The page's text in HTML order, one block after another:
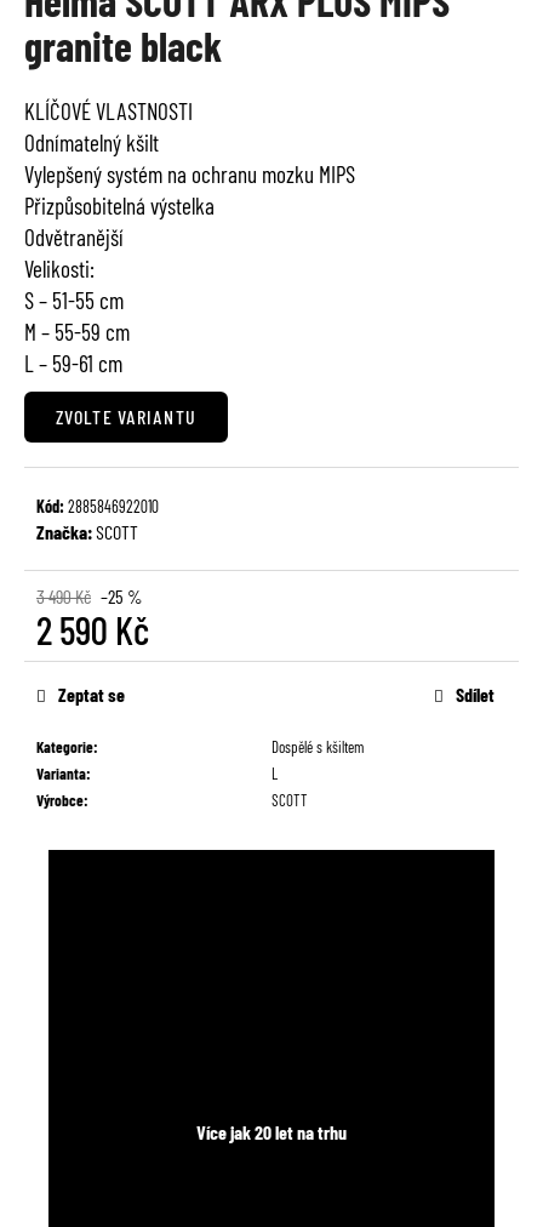
je
0,0
z
hvězdiček.
granite black
KLÍČOVÉ VLASTNOSTI
Odnímatelný kšilt
Vylepšený systém na ochranu mozku MIPS
Přizpůsobitelná výstelka
Odvětranější
Velikosti:
S – 51-55 cm
M – 55-59 cm
L – 59-61 cm
ZVOLTE VARIANTU
Kód:2885846922010
Značka:SCOTT
3 490 Kč –25 %
2 590 Kč
Měrná
cena:
Kategorie:
Dospělé s kšiltem
Varianta:
L
Výrobce: SCOTT
Zeptat se Sdílet
Více jak 20 let na trhu
a
j
í
t
?
D
p
o
m